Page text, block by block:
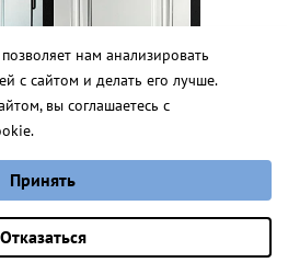
П
995 руб.
заявку
нам анализировать
с сайтом и делать его лучше.
вы соглашаетесь с
Принять
Отказаться